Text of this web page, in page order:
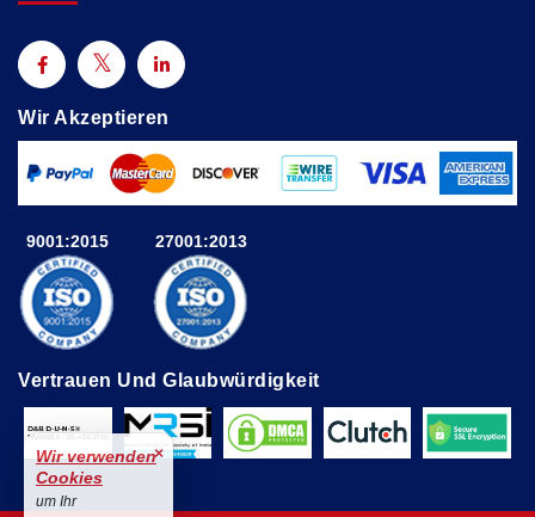
Wir Akzeptieren
9001:2015 27001:2013
Vertrauen Und Glaubwürdigkeit
Wir verwenden
Cookies
×
um Ihr